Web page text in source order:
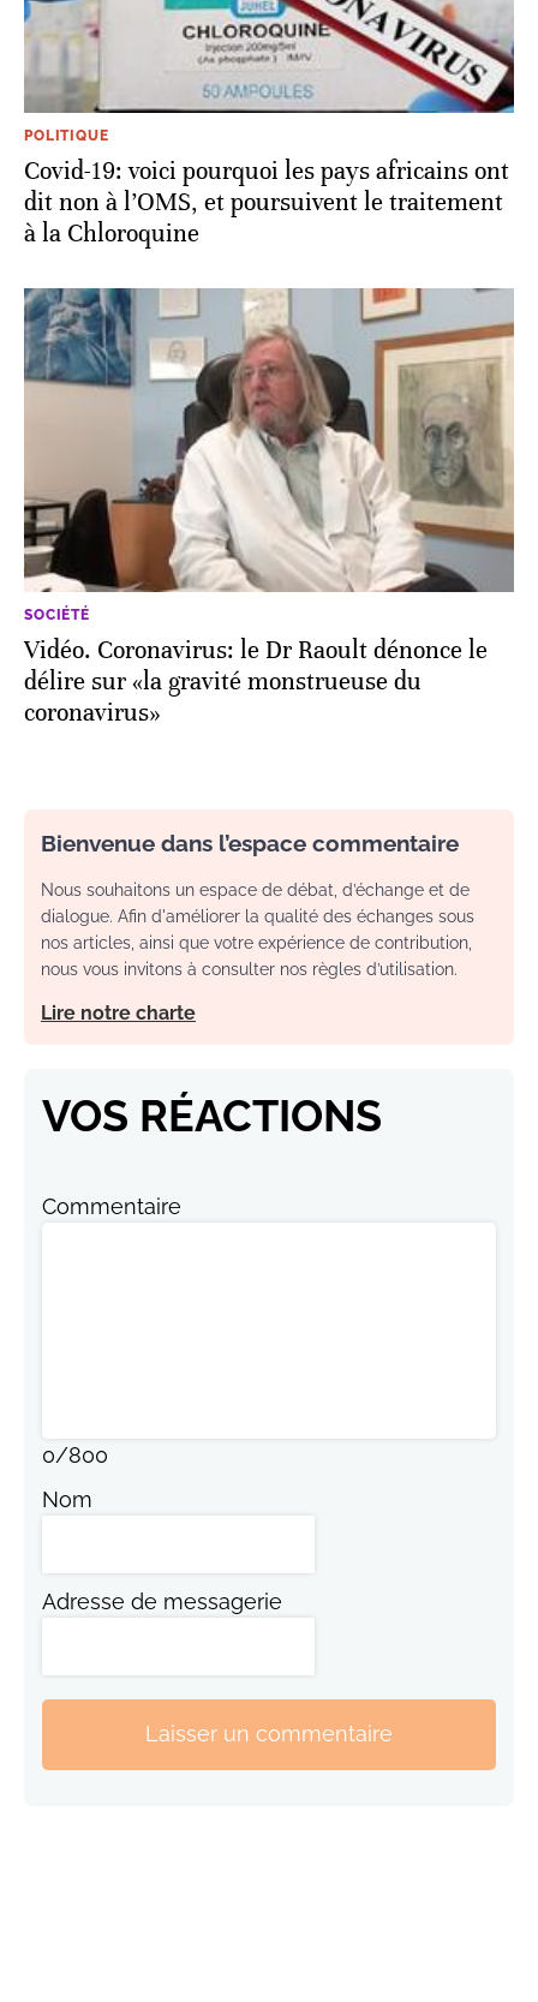
POLITIQUE
Covid-19: voici pourquoi les pays africains ont
dit non à l’OMS, et poursuivent le traitement
à la Chloroquine
SOCIÉTÉ
Vidéo. Coronavirus: le Dr Raoult dénonce le
délire sur «la gravité monstrueuse du
coronavirus»
Bienvenue dans l’espace commentaire
Nous souhaitons un espace de débat, d’échange et de
dialogue. Afin d'améliorer la qualité des échanges sous
nos articles, ainsi que votre expérience de contribution,
nous vous invitons à consulter nos règles d’utilisation.
Lire notre charte
VOS RÉACTIONS
Commentaire
0/800
Nom
Adresse de messagerie
Laisser un commentaire